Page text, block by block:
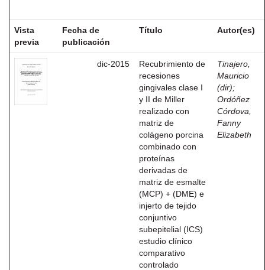
Vista
previa
Fecha de
publicación
Título Autor(es)
dic-2015
Recubrimiento de
recesiones
gingivales clase I
y II de Miller
realizado con
matriz de
colágeno porcina
combinado con
proteínas
derivadas de
matriz de esmalte
(MCP) + (DME) e
injerto de tejido
conjuntivo
subepitelial (ICS)
estudio clínico
comparativo
controlado
Tinajero,
Mauricio
(dir);
Ordóñez
Córdova,
Fanny
Elizabeth